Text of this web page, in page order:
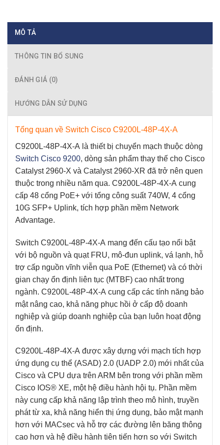
MÔ TẢ
THÔNG TIN BỔ SUNG
ĐÁNH GIÁ (0)
HƯỚNG DẪN SỬ DỤNG
Tổng quan về Switch Cisco C9200L-48P-4X-A
C9200L-48P-4X-A là thiết bị chuyển mạch thuộc dòng
Switch Cisco 9200, dòng sản phẩm thay thế cho Cisco
Catalyst 2960-X và Catalyst 2960-XR đã trở nên quen
thuộc trong nhiều năm qua. C9200L-48P-4X-A cung
cấp 48 cổng PoE+ với tổng công suất 740W, 4 cổng
10G SFP+ Uplink, tích hợp phần mềm Network
Advantage.
Switch C9200L-48P-4X-A mang đến cấu tạo nổi bật
với bộ nguồn và quạt FRU, mô-đun uplink, vá lạnh, hỗ
trợ cấp nguồn vĩnh viễn qua PoE (Ethernet) và có thời
gian chạy ổn định liên tục (MTBF) cao nhất trong
ngành. C9200L-48P-4X-A cung cấp các tính năng bảo
mật nâng cao, khả năng phục hồi ở cấp độ doanh
nghiệp và giúp doanh nghiệp của bạn luôn hoạt động
ổn định.
C9200L-48P-4X-A được xây dựng với mạch tích hợp
ứng dụng cụ thể (ASAD) 2.0 (UADP 2.0) mới nhất của
Cisco và CPU dựa trên ARM bên trong với phần mềm
Cisco IOS® XE, một hệ điều hành hội tụ. Phần mềm
này cung cấp khả năng lập trình theo mô hình, truyền
phát từ xa, khả năng hiển thị ứng dụng, bảo mật mạnh
hơn với MACsec và hỗ trợ các đường lên băng thông
cao hơn và hệ điều hành tiên tiến hơn so với Switch